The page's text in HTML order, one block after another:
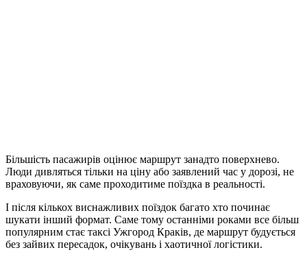
Більшість пасажирів оцінює маршрут занадто поверхнево.
Люди дивляться тільки на ціну або заявлений час у дорозі, не
враховуючи, як саме проходитиме поїздка в реальності.
І після кількох виснажливих поїздок багато хто починає
шукати інший формат. Саме тому останніми роками все більш
популярним стає таксі Ужгород Краків, де маршрут будується
без зайвих пересадок, очікувань і хаотичної логістики.